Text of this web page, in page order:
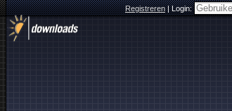
Registreren|Login: